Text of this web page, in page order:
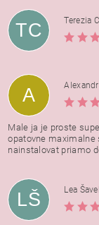
TC
Terezia
A
Male ja je proste
opatovne maximalne
nainstalovat priamo
LŠ
Lea